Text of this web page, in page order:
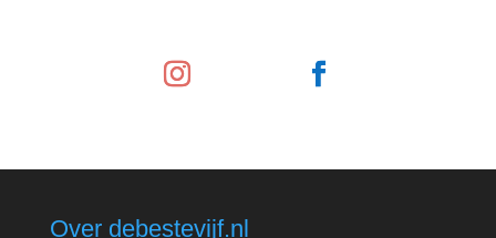
Over debestevijf.nl